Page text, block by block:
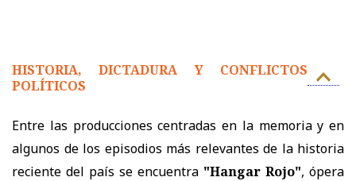
HISTORIA, DICTADURA Y CONFLICTOS
POLÍTICOS
Entre las producciones centradas en la memoria y en
algunos de los episodios más relevantes de la historia
reciente del país se encuentra "Hangar Rojo", ópera